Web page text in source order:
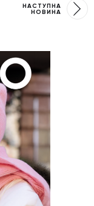
НАСТУПНА
НОВИНА